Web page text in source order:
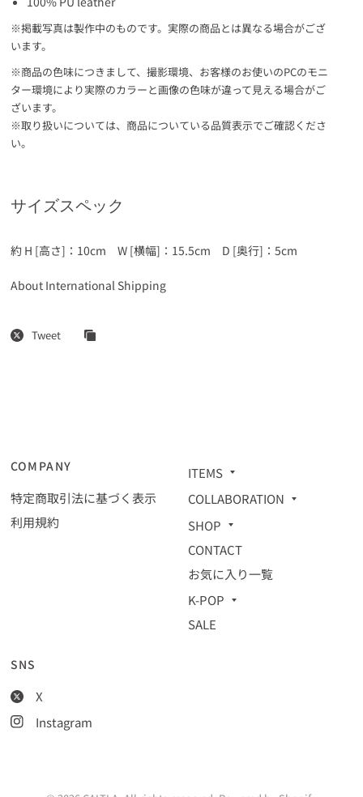
※掲載写真は製作中のものです。実際の商品とは異なる場合がござ
います。
※商品の色味につきまして、撮影環境、お客様のお使いのPCのモニ
ター環境により実際のカラーと画像の色味が違って見える場合がご
ざいます。
※取り扱いについては、商品についている品質表示でご確認くださ
い。
サイズスペック
約 H [高さ]：10cm W [横幅]：15.5cm D [奥行]：5cm
About International Shipping
Tweet
COMPANY
特定商取引法に基づく表示
利用規約
ITEMS
COLLABORATION
SHOP
CONTACT
お気に入り一覧
K-POP
SALE
SNS
X
Instagram